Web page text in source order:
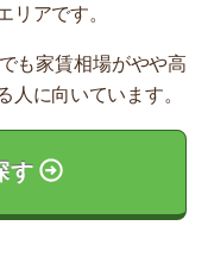
リアです。
も家賃相場がやや高
人に向いています。
す